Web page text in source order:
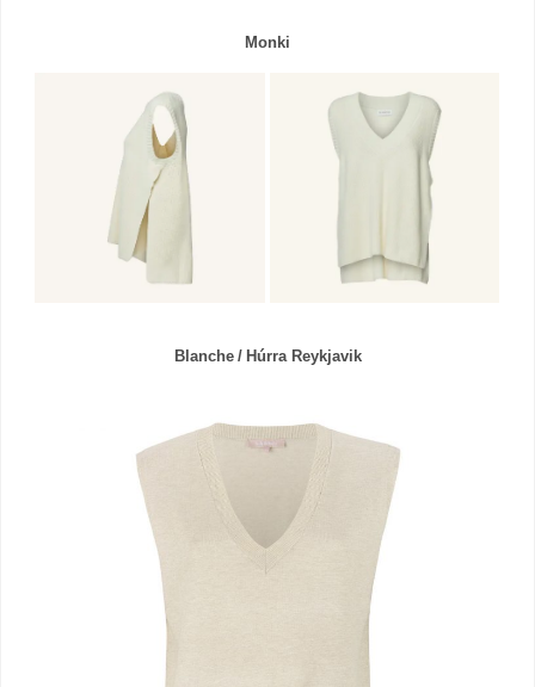
Monki
Blanche / Húrra Reykjavik